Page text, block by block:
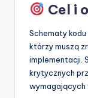
Cel i
Schematy
którzy muszą
implementacji.
krytycznych
wymagających